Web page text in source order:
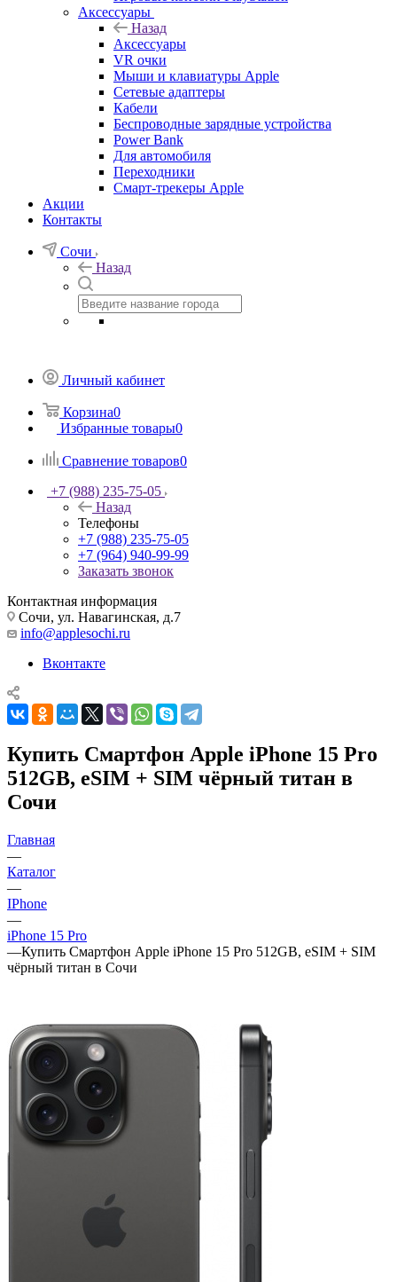
Аксессуары
Назад
Аксессуары
VR очки
Мыши и клавиатуры Apple
Сетевые адаптеры
Кабели
Беспроводные зарядные устройства
Power Bank
Для автомобиля
Переходники
Смарт-трекеры Apple
Акции
Контакты
Сочи
Назад
Личный кабинет
Корзина0
Избранные товары0
Сравнение товаров0
+7 (988) 235-75-05
Назад
Телефоны
+7 (988) 235-75-05
+7 (964) 940-99-99
Заказать звонок
Контактная информация
Сочи, ул. Навагинская, д.7
info@applesochi.ru
Вконтакте
Купить Смартфон Apple iPhone 15 Pro
512GB, eSIM + SIM чёрный титан в
Сочи
Главная
—
Каталог
—
IPhone
—
iPhone 15 Pro
—Купить Смартфон Apple iPhone 15 Pro 512GB, eSIM + SIM
чёрный титан в Сочи